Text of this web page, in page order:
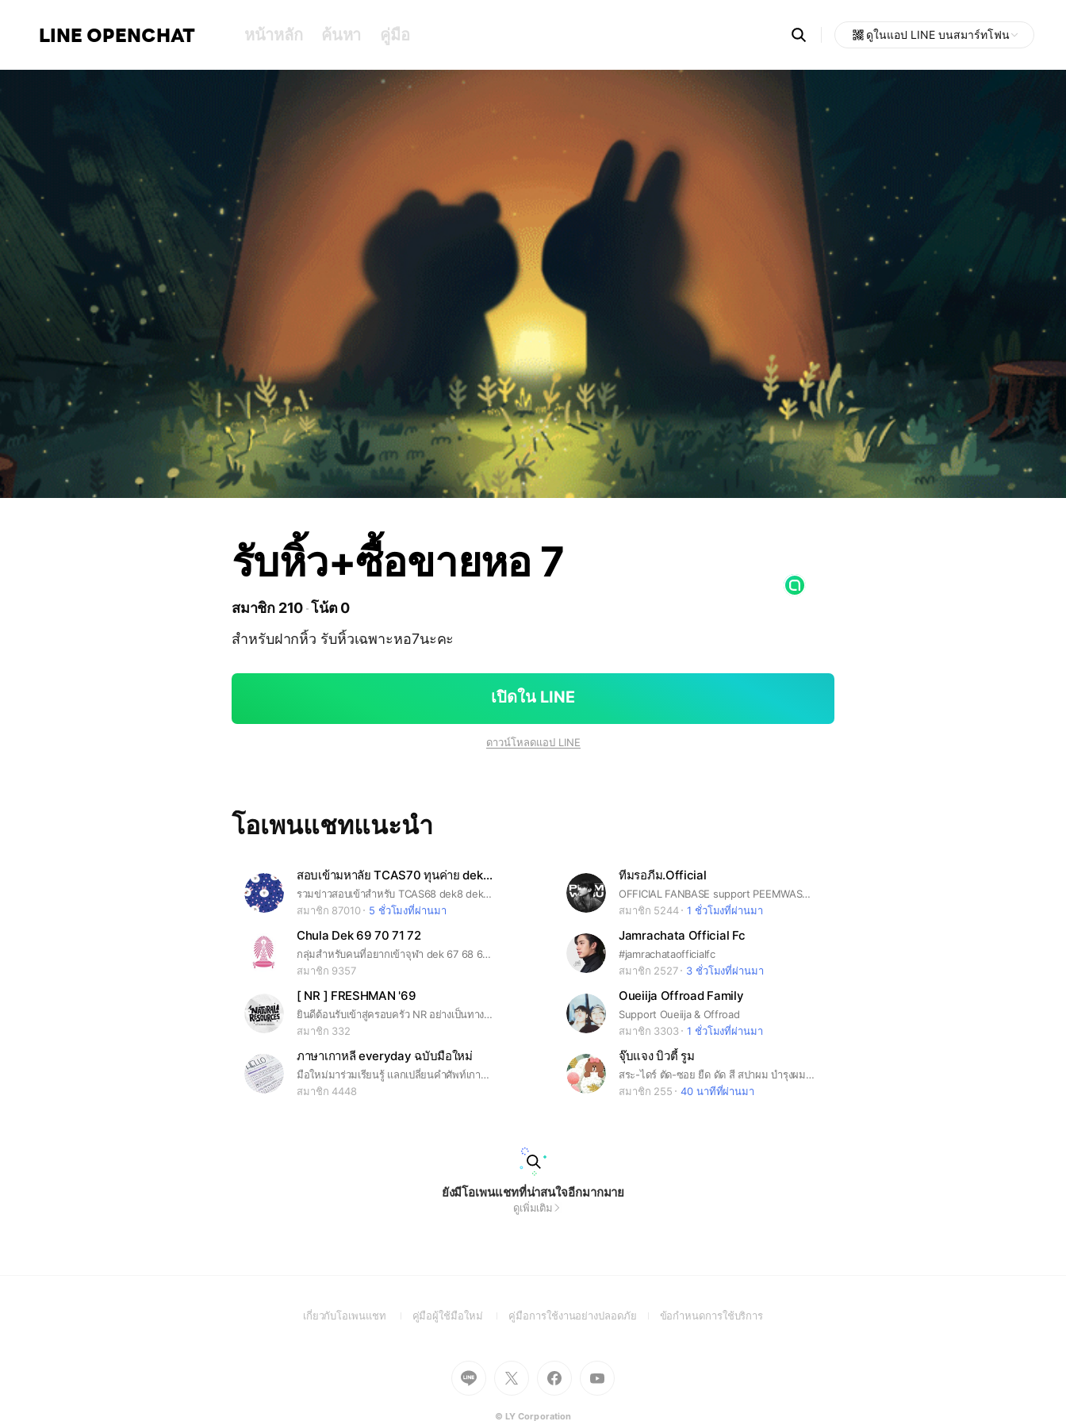
LINE OPENCHAT หน้าหลัก ค้นหา คู่มือ Search
OpenChats
messages
search
ดูในแอป LINE บนสมาร์ทโฟน
รับหิ้ว+ซื้อขายหอ 7
สมาชิก 210 โน้ต 0
สำหรับฝากหิ้ว รับหิ้วเฉพาะหอ7นะคะ
เปิดใน LINE
ดาวน์โหลดแอป LINE
โอเพนแชทแนะนำ
สอบเข้ามหาลัย TCAS70 ทุนค่าย dek70
รวมข่าวสอบเข้าสำหรับ TCAS68 dek8 dek69 รับตรง ทุน ค่าย
สมาชิก 87010
5 ชั่วโมงที่ผ่านมา
ทีมรอภีม.Official
OFFICIAL FANBASE support PEEMWASU BUS ੯‧̀͡u\🐾 🏀🦮
สมาชิก 5244
1 ชั่วโมงที่ผ่านมา
Chula Dek 69 70 71 72
กลุ่มสำหรับคนที่อยากเข้าจุฬา dek 67 68 69 CU107 CU108
สมาชิก 9357
Jamrachata Official Fc
#jamrachataofficialfc
สมาชิก 2527
3 ชั่วโมงที่ผ่านมา
[ NR ] FRESHMAN '69
ยินดีต้อนรับเข้าสู่ครอบครัว NR อย่างเป็นทางการ! 💚 กลุ่มนี้จัดตั้งขึ้นโดยพี่ๆ สโมสรนักศึกษาคณะทรัพยากรธรรมชาติ เพื่อเป็น Hub กลางให้น้องๆ Freshman NR 2026 ได้ติดตามข่าวสารกิจกรรม สอบถามข้อสงสัย และทำความรู้จักกับเพื่อนใหม่ทุกภาควิชา
สมาชิก 332
Oueiija Offroad Family
Support Oueiija & Offroad
สมาชิก 3303
1 ชั่วโมงที่ผ่านมา
ภาษาเกาหลี everyday ฉบับมือใหม่
มือใหม่มาร่วมเรียนรู้ แลกเปลี่ยนคำศัพท์เกาหลีในชีวิตประจำวันไปด้วยกัน มาเริ่มต้นไปด้วยกันนะคะ
สมาชิก 4448
จุ๊บแจง บิวตี้ รูม
สระ-ไดร์ ตัด-ซอย ยืด ดัด สี สปาผม บำรุงผม#ร้านเสริมสวย
สมาชิก 255
40 นาทีที่ผ่านมา
ยังมีโอเพนแชทที่น่าสนใจอีกมากมาย
ดูเพิ่มเติม
เกี่ยวกับโอเพนแชท
(Openคู่มือผู้ใช้มือใหม่
(Open
window)
คู่มือการใช้งานอย่างปลอดภัย(Openข้อกำหนดการใช้บริการ(Open
Go
to
(Open
Go
to
(Open
Go
to
(Open
to
© LY Corporation